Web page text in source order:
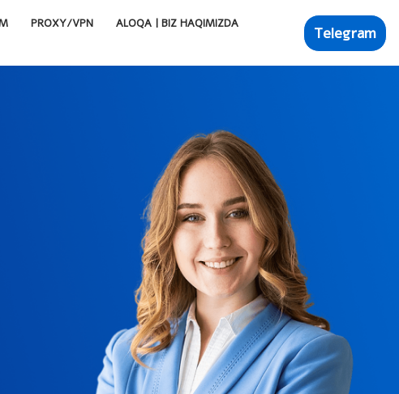
PROXY/VPN
ALOQA | BIZ HAQIMIZDA
Telegram